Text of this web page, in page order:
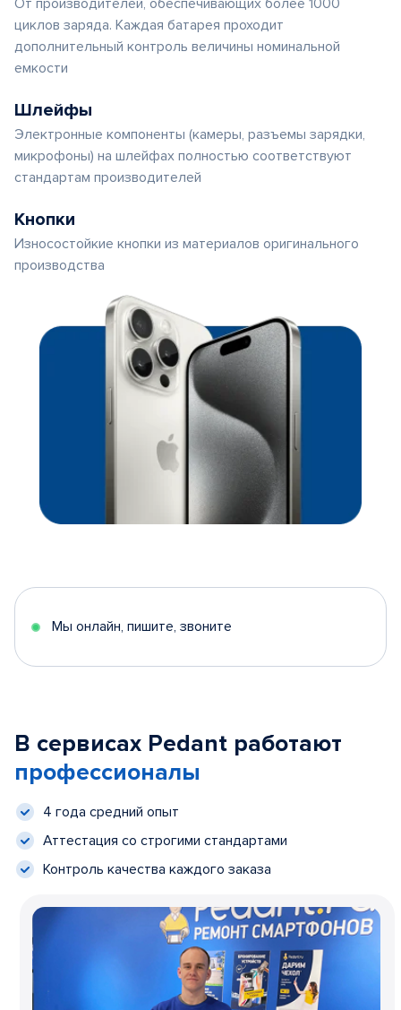
От производителей, обеспечивающих более 1000
циклов заряда. Каждая батарея проходит
дополнительный контроль величины номинальной
емкости
Шлейфы
Электронные компоненты (камеры, разъемы зарядки,
микрофоны) на шлейфах полностью соответствуют
стандартам производителей
Кнопки
Износостойкие кнопки из материалов оригинального
производства
Мы онлайн, пишите, звоните
В сервисах Pedant работают
профессионалы
4 года средний опыт
Аттестация со строгими стандартами
Контроль качества каждого заказа